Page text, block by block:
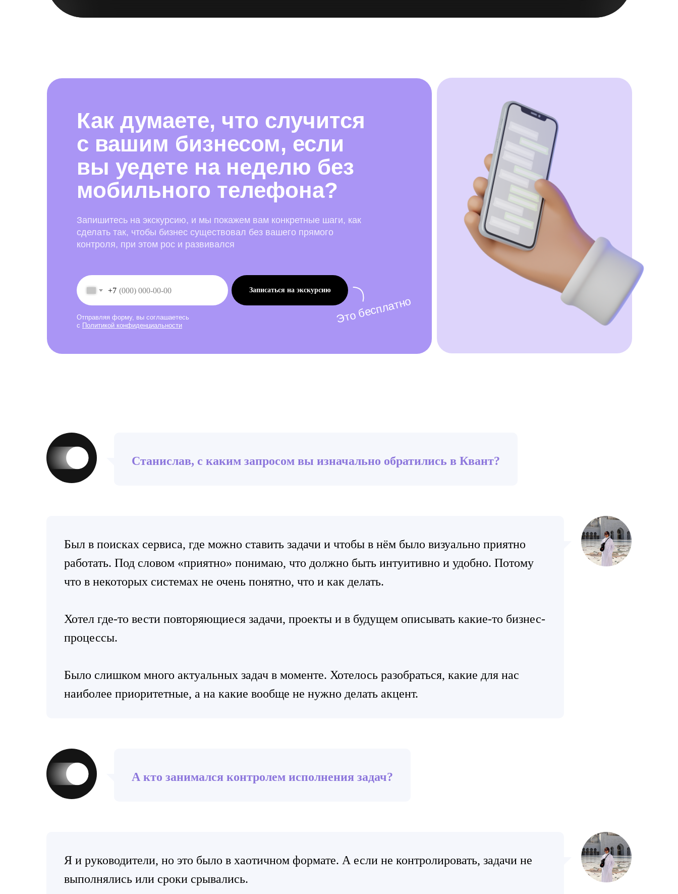
Как думаете, что случится
с вашим бизнесом, если
вы уедете на неделю без
мобильного телефона?
Запишитесь на экскурсию, и мы покажем вам конкретные шаги, как
сделать так, чтобы бизнес существовал без вашего прямого
контроля, при этом рос и развивался
+7 Записаться на экскурсию
Это бесплатно
Отправляя форму, вы соглашаетесь
с Политикой конфиденциальности
Станислав, с каким запросом вы изначально обратились в Квант?
Был в поисках сервиса, где можно ставить задачи и чтобы в нём было визуально приятно
работать. Под словом «приятно» понимаю, что должно быть интуитивно и удобно. Потому
что в некоторых системах не очень понятно, что и как делать.
Хотел где-то вести повторяющиеся задачи, проекты и в будущем описывать какие-то бизнес-
процессы.
Было слишком много актуальных задач в моменте. Хотелось разобраться, какие для нас
наиболее приоритетные, а на какие вообще не нужно делать акцент.
А кто занимался контролем исполнения задач?
Я и руководители, но это было в хаотичном формате. А если не контролировать, задачи не
выполнялись или сроки срывались.